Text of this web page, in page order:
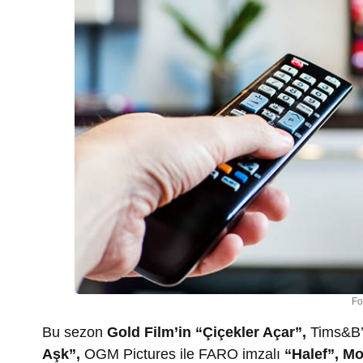
Bu sezon Gold Film’in “Çiçekler Açar”,
Aşk”, OGM Pictures ile FARO imzalı “Halef”,